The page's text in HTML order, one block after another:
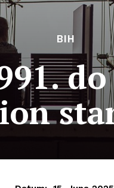
BIH